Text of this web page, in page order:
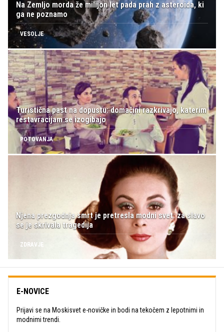
Na Zemljo morda že milijon let pada prah z asteroida, ki
ga ne poznamo
VESOLJE
Turistična past na dopustu: domačini razkrivajo, katerim
restavracijam se izogibajo
POTOVANJA
Njena prezgodnja smrt je pretresla modni svet: za slavo
se je skrivala tragedija
ZDRAVJE
E-NOVICE
Prijavi se na Moskisvet e-novičke in bodi na tekočem z lepotnimi in
modnimi trendi.